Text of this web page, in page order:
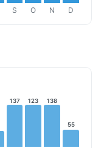
S O N D
137 123 138
55